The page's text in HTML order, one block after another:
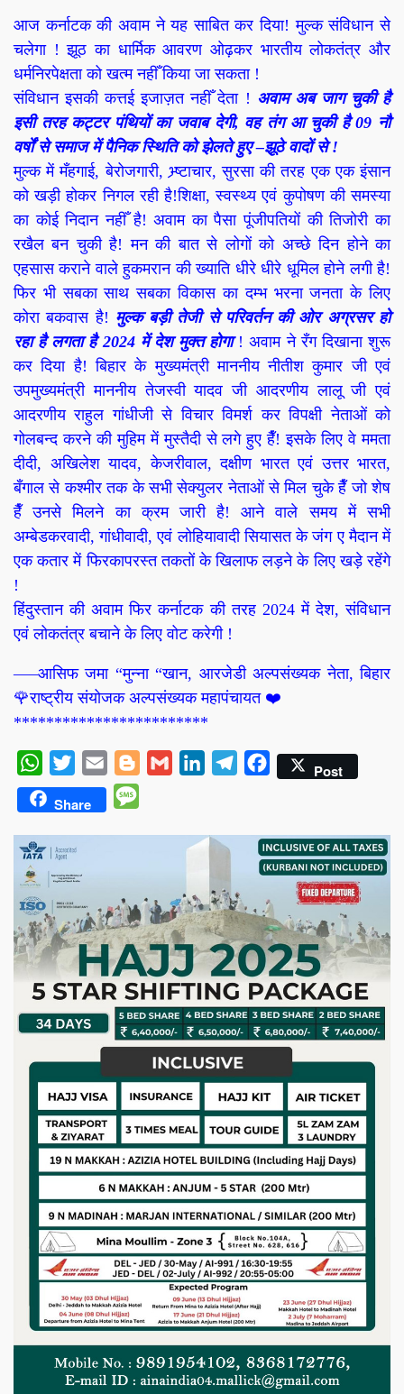
आज कर्नाटक की अवाम ने यह साबित कर दिया! मुल्क संविधान से
चलेगा ! झूठ का धार्मिक आवरण ओढ़कर भारतीय लोकतंत्र और
धर्मनिरपेक्षता को खत्म नहीँ किया जा सकता !
संविधान इसकी कत्तई इजाज़त नहीँ देता ! अवाम अब जाग चुकी है
इसी तरह कट्टर पंथियों का जवाब देगी, वह तंग आ चुकी है 09 नौ
वर्षों से समाज में पैनिक स्थिति को झेलते हुए –झूठे वादों से !
मुल्क में मँहगाई, बेरोजगारी, भ्र्ष्टाचार, सुरसा की तरह एक एक इंसान
को खड़ी होकर निगल रही है!शिक्षा, स्वस्थ्य एवं कुपोषण की समस्या
का कोई निदान नहीँ है! अवाम का पैसा पूंजीपतियों की तिजोरी का
रखैल बन चुकी है! मन की बात से लोगों को अच्छे दिन होने का
एहसास कराने वाले हुकमरान की ख्याति धीरे धीरे धूमिल होने लगी है!
फिर भी सबका साथ सबका विकास का दम्भ भरना जनता के लिए
कोरा बकवास है! मुल्क बड़ी तेजी से परिवर्तन की ओर अग्रसर हो
रहा है लगता है 2024 में देश मुक्त होगा ! अवाम ने रँग दिखाना शुरू
कर दिया है! बिहार के मुख्यमंत्री माननीय नीतीश कुमार जी एवं
उपमुख्यमंत्री माननीय तेजस्वी यादव जी आदरणीय लालू जी एवं
आदरणीय राहुल गांधीजी से विचार विमर्श कर विपक्षी नेताओं को
गोलबन्द करने की मुहिम में मुस्तैदी से लगे हुए हैँ! इसके लिए वे ममता
दीदी, अखिलेश यादव, केजरीवाल, दक्षीण भारत एवं उत्तर भारत,
बँगाल से कश्मीर तक के सभी सेक्युलर नेताओं से मिल चुके हैँ जो शेष
हैँ उनसे मिलने का क्रम जारी है! आने वाले समय में सभी
अम्बेडकरवादी, गांधीवादी, एवं लोहियावादी सियासत के जंग ए मैदान में
एक कतार में फिरकापरस्त तकतों के खिलाफ लड़ने के लिए खड़े रहेंगे
!
हिंदुस्तान की अवाम फिर कर्नाटक की तरह 2024 में देश, संविधान
एवं लोकतंत्र बचाने के लिए वोट करेगी !
—–आसिफ जमा “मुन्ना “खान, आरजेडी अल्पसंख्यक नेता, बिहार
🌹राष्ट्रीय संयोजक अल्पसंख्यक महापंचायत ❤️
************************
WhatsApp
Twitter Email BloggerGmail LinkedInTelegramFacebookPost
Share